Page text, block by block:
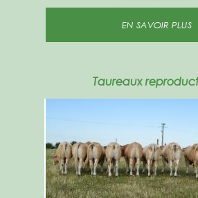
EN SAVOIR PLUS
Taureaux